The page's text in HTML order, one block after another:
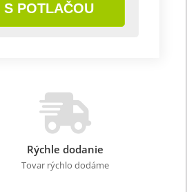
S POTLAČOU
Rýchle dodanie
Tovar rýchlo dodáme